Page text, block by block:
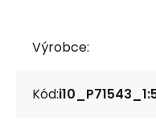
Výrobce:
Kód: